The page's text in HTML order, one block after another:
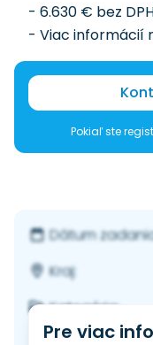
- 6.630 € bez
- Viac informácií
Pokiaľ ste
Dátum
Kraj:
Kategória:
Pre viac